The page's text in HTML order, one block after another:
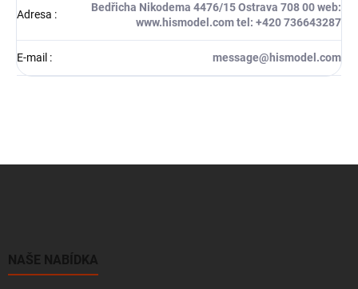
Adresa :
Bedřicha Nikodema 4476/15 Ostrava 708 00 web:
www.hismodel.com tel: +420 736643287
E-mail : message@hismodel.com
NAŠE NABÍDKA